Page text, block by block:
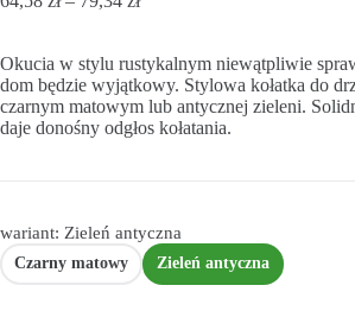
Okucia w stylu rustykalnym niewątpliwie
dom będzie wyjątkowy. Stylowa kołatka do
czarnym matowym lub antycznej zieleni.
daje donośny odgłos kołatania.
wariant: Zieleń antyczna
Czarny matowy Zieleń antyczna